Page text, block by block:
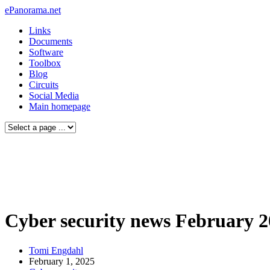
ePanorama.net
Links
Documents
Software
Toolbox
Blog
Circuits
Social Media
Main homepage
Cyber security news February
Tomi Engdahl
February 1, 2025